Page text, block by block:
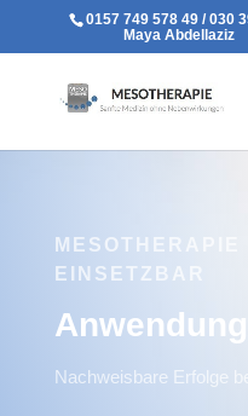
0157 749 578 49 / 030
Maya Abdellaziz
EINSETZBAR
Nachweisbare Erfolge